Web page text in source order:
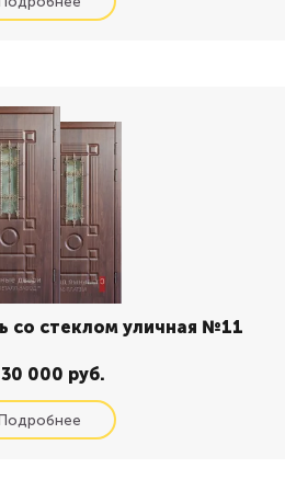
со стеклом уличная №11
000 руб.